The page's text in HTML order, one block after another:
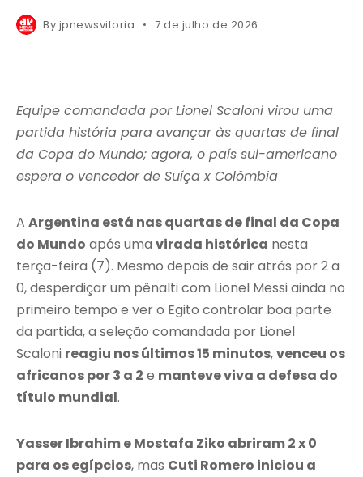
By jpnewsvitoria 7 de julho de 2026
Equipe comandada por Lionel Scaloni virou uma
partida história para avançar às quartas de final
da Copa do Mundo; agora, o país sul-americano
espera o vencedor de Suíça x Colômbia
A Argentina está nas quartas de final da Copa
do Mundo após uma virada histórica nesta
terça-feira (7). Mesmo depois de sair atrás por 2 a
0, desperdiçar um pênalti com Lionel Messi ainda no
primeiro tempo e ver o Egito controlar boa parte
da partida, a seleção comandada por Lionel
Scaloni reagiu nos últimos 15 minutos,venceu os
africanos por 3 a 2 e manteve viva a defesa do
título mundial.
Yasser Ibrahim e Mostafa Ziko abriram 2 x 0
para os egípcios, mas Cuti Romero iniciou a